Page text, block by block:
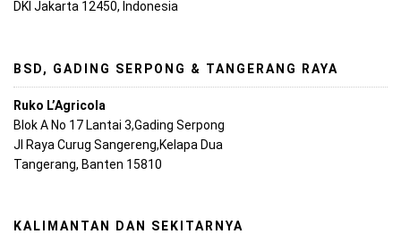
DKI Jakarta 12450, Indonesia
BSD, GADING SERPONG & TANGERANG RAYA
Ruko L’Agricola
Blok A No 17 Lantai 3,Gading Serpong
Jl Raya Curug Sangereng,Kelapa Dua
Tangerang, Banten 15810
KALIMANTAN DAN SEKITARNYA